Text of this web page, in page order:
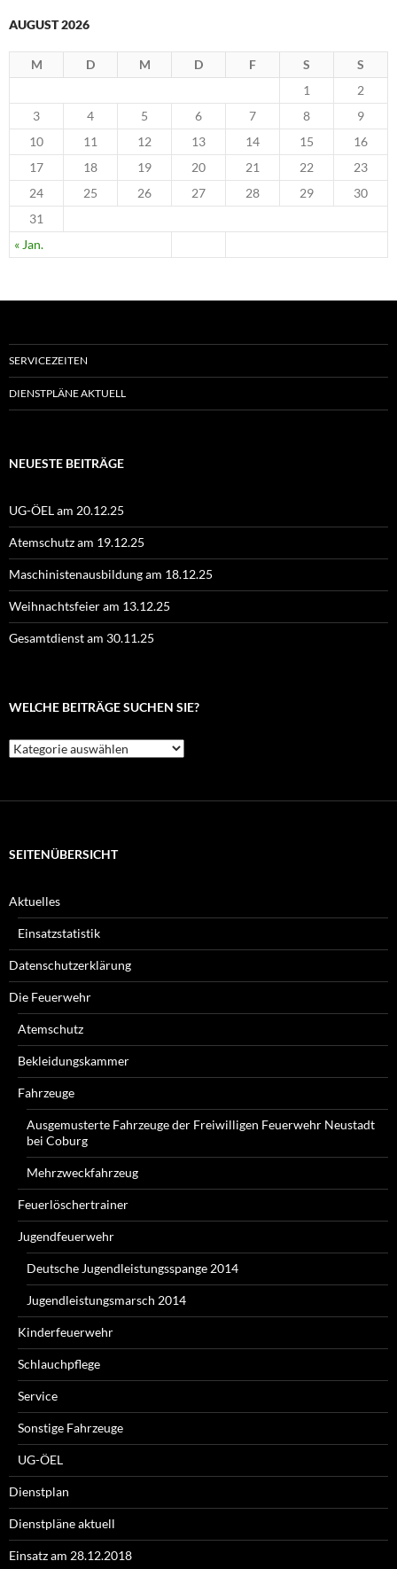
AUGUST 2026
M D M D F S S
« Jan.
1
2
3
4 5 6 7 8
9
10
11 12 13 14 15
16
17
18 19 20 21 22
23
24
25 26 27 28 29
30
31
SERVICEZEITEN
DIENSTPLÄNE AKTUELL
NEUESTE BEITRÄGE
UG-ÖEL am 20.12.25
Atemschutz am 19.12.25
Maschinistenausbildung am 18.12.25
Weihnachtsfeier am 13.12.25
Gesamtdienst am 30.11.25
WELCHE BEITRÄGE SUCHEN SIE?
Welche
Beiträge
SEITENÜBERSICHT
Aktuelles
Einsatzstatistik
Datenschutzerklärung
Die Feuerwehr
Atemschutz
Bekleidungskammer
Fahrzeuge
Ausgemusterte Fahrzeuge der Freiwilligen Feuerwehr Neustadt
bei Coburg
Mehrzweckfahrzeug
Feuerlöschertrainer
Jugendfeuerwehr
Deutsche Jugendleistungsspange 2014
Jugendleistungsmarsch 2014
Kinderfeuerwehr
Schlauchpflege
Service
Sonstige Fahrzeuge
UG-ÖEL
Dienstplan
Dienstpläne aktuell
Einsatz am 28.12.2018